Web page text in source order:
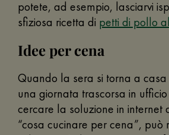
potete, ad esempio, lasciarvi
sfiziosa ricetta di petti di pollo
Idee per cena
Quando la sera si torna a
una giornata trascorsa in
cercare la soluzione in internet
“cosa cucinare per cena”,